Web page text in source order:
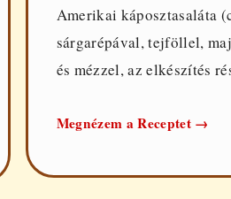
Amerikai káposztasaláta
sárgarépával, tejföllel,
és mézzel, az elkészítés
Megnézem a Receptet →